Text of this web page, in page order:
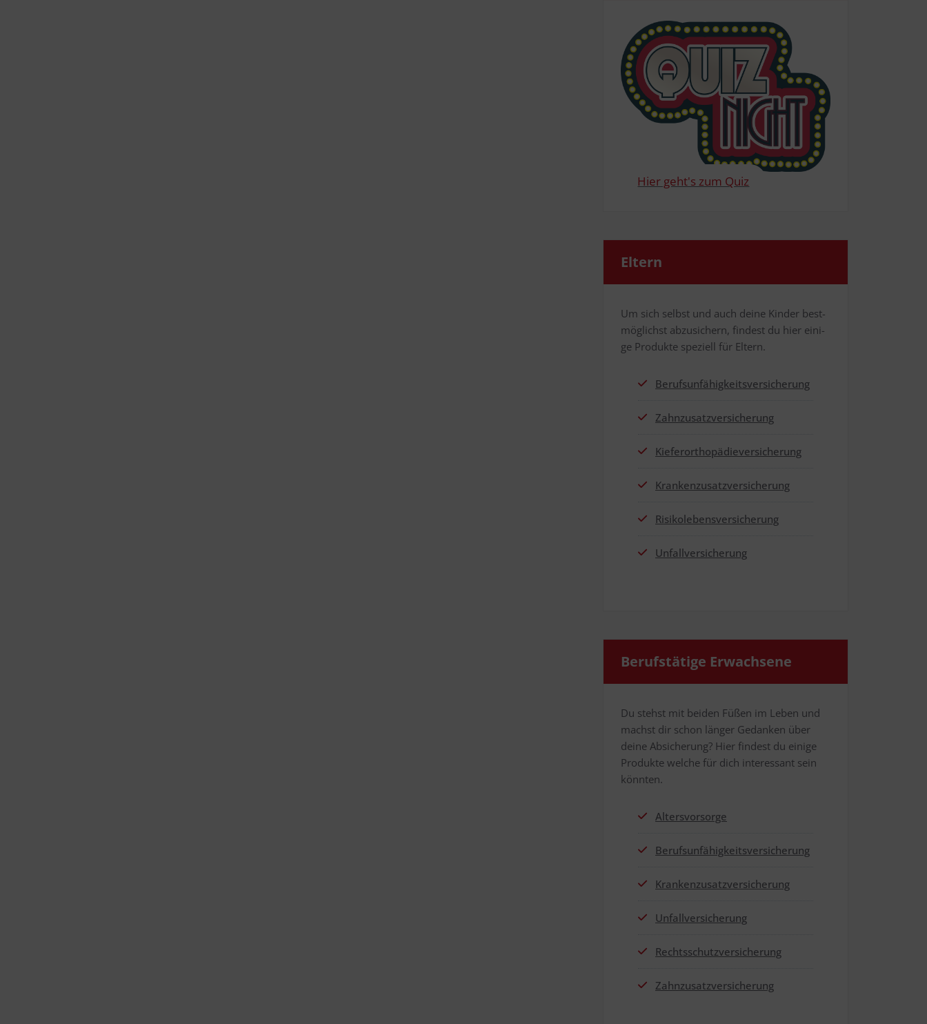
Hier geht's zum Quiz
Eltern
Um sich selbst und auch dei­ne Kin­der best­
mög­lichst abzu­si­chern, fin­dest du hier eini­
ge Pro­duk­te spe­zi­ell für Eltern.
Berufs­un­fä­hig­keits­ver­si­che­rung
Zahn­zu­satz­ver­si­che­rung
Kie­fer­or­tho­pä­die­ver­si­che­rung
Kran­ken­zu­satz­ver­si­che­rung
Risi­ko­le­bens­ver­si­che­rung
Unfall­ver­si­che­rung
Berufs­tä­ti­ge Erwachsene
Du stehst mit bei­den Füßen im Leben und
machst dir schon län­ger Gedan­ken über
dei­ne Absi­che­rung? Hier fin­dest du eini­ge
Pro­duk­te wel­che für dich inter­es­sant sein
könnten.
Alters­vor­sor­ge
Berufs­un­fä­hig­keits­ver­si­che­rung
Kran­ken­zu­satz­ver­si­che­rung
Unfall­ver­si­che­rung
Rechts­schutz­ver­si­che­rung
Zahn­zu­satz­ver­si­che­rung